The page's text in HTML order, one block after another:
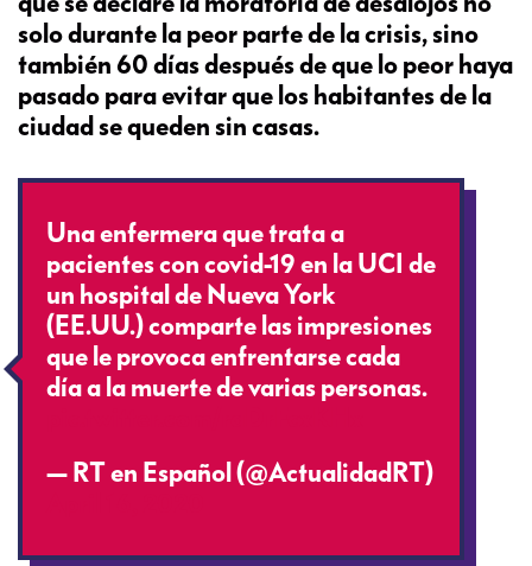
solo durante la peor parte de la crisis, sino
también 60 días después de que lo peor haya
pasado para evitar que los habitantes de la
ciudad se queden sin casas.
Una enfermera que trata a
pacientes con covid-19 en la UCI de
un hospital de Nueva York
(EE.UU.) comparte las impresiones
que le provoca enfrentarse cada
día a la muerte de varias personas.
— RT en Español (@ActualidadRT)